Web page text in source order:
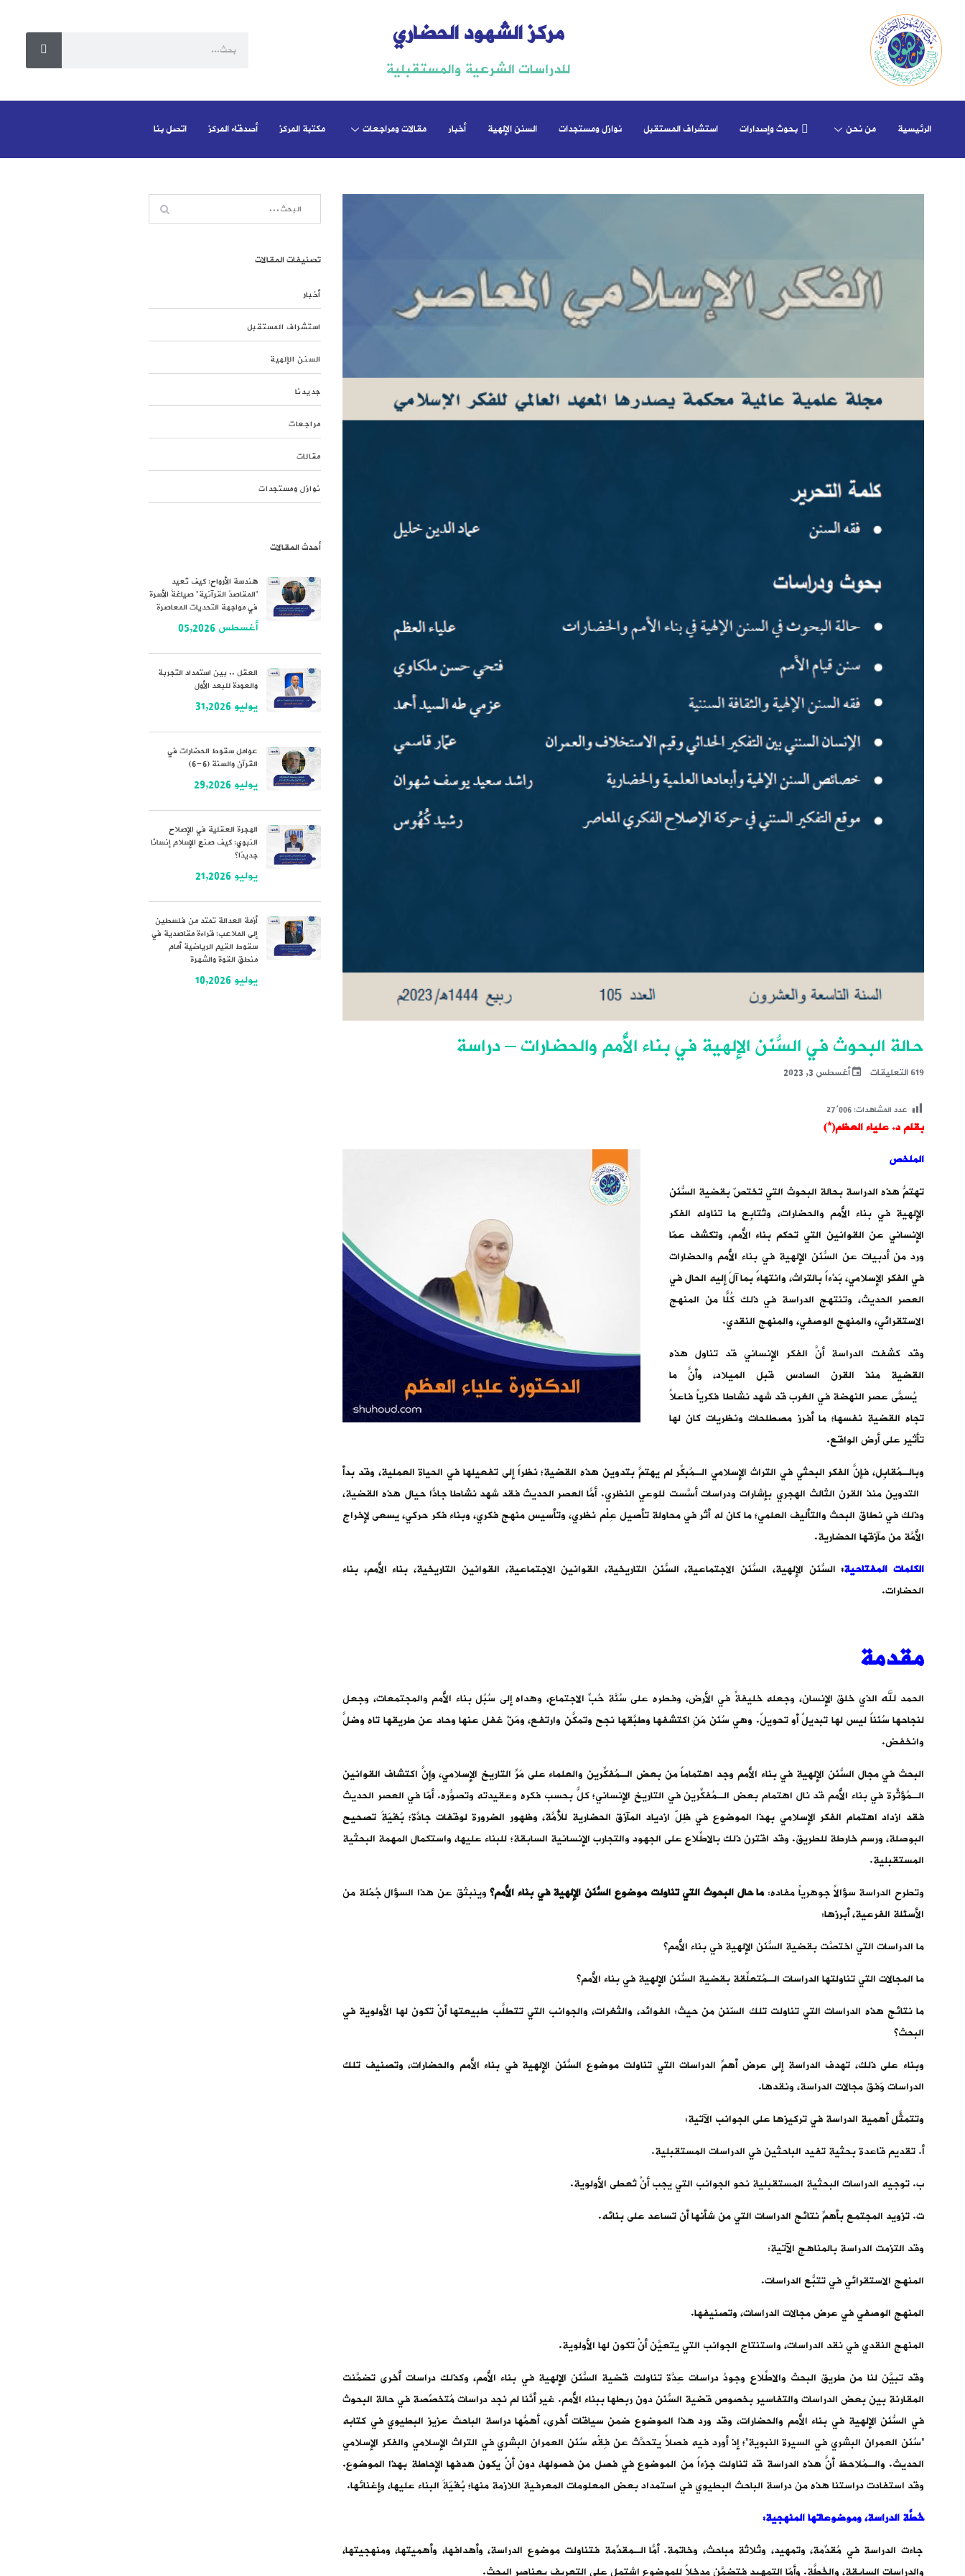
مركز الشهود الحضاري
للدراسات الشرعية والمستقبلية
الرئيسية من نحن بحوث وإصدارات استشراف المستقبل نوازل ومستجدات السنن الإلهية أخبار مقالات ومراجعات مكتبة المركز أصدقاء المركز اتصل بنا
حالة البحوث في السُّنَن الإلهية في بناء الأُمم والحضارات – دراسة
619 التعليقات أغسطس 3, 2023
عدد المشاهدات:27٬006
بقلم د. علياء العظم(*
)
الملخص
تهتمُّ هذه الدراسة بحالة البحوث التي تختصّ بقضية السُّنَن
الإلهية في بناء الأُمم والحضارات، وتُتابِع ما تناوله الفكر
الإنساني عن القوانين التي تحكم بناء الأُمم، وتكشف عمّا
ورد من أدبيات عن السُّنَن الإلهية في بناء الأُمم والحضارات
في الفكر الإسلامي، بَدْءاً بالتراث، وانتهاءً بما آلَ إليه الحال في
العصر الحديث، وتنتهج الدراسة في ذلك كُلّاً من المنهج
الاستقرائي، والمنهج الوصفي، والمنهج النقدي.
وقد كشفت الدراسة أنَّ الفكر الإنساني قد تناول هذه
القضية منذ القرن السادس قبل الميلاد، وأنَّ ما
يُسمّى عصر النهضة في الغرب قد شهد نشاطاً فكرياً فاعلاً
تجاه القضية نفسها؛ ما أفرز مصطلحات ونظريات كان لها
تأثير على أرض الواقع.
وبالـمُقابِل، فإنَّ الفكر البحثي في التراث الإسلامي الـمُبكِّر لم يهتمَّ بتدوين هذه القضية؛ نظراً إلى تفعيلها في الحياة العملية، وقد بدأ
التدوين منذ القرن الثالث الهجري بإشارات ودراسات أسَّست للوعي النظري. أمّا العصر الحديث فقد شهد نشاطاً جادّاً حيال هذه القضية،
وذلك في نطاق البحث والتأليف العلمي؛ ما كان له أثر في محاولة تأصيل عِلْم نظري، وتأسيس منهج فكري، وبناء فكر حركي، يسعى لإخراج
الأُمَّة من مآزقها الحضارية.
الكلمات المفتاحية: السُّنَن الإلهية، السُّنَن الاجتماعية، السُّنَن التاريخية، القوانين الاجتماعية، القوانين التاريخية، بناء الأُمم، بناء
الحضارات.
مقدمة
الحمد لله الذي خلق الإنسان، وجعله خليفةً في الأرض، وفطره على سُنَّة حُبِّ الاجتماع، وهداه إلى سُبُل بناء الأُمم والمجتمعات، وجعل
لنجاحها سُنَناً ليس لها تبديلٌ أو تحويلٌ. وهي سُنَن مَنِ اكتشفها وطبَّقها نجح وتمكَّن وارتفع، ومَنْ غفل عنها وحاد عن طريقها تاه وضلَّ
وانخفض.
البحث في مجال السُّنَن الإلهية في بناء الأُمم وجد اهتماماً من بعض الـمُفكِّرين والعلماء على مَرِّ التاريخ الإسلامي، وإنَّ اكتشاف القوانين
الـمُؤثِّرة في بناء الأُمم قد نال اهتمام بعض الـمُفكِّرين في التاريخ الإنساني؛ كلٌّ بحسب فكره وعقيدته وتصوُّره. أمّا في العصر الحديث
فقد ازداد اهتمام الفكر الإسلامي بهذا الموضوع في ظِلّ ازدياد المآزق الحضارية للأُمَّة، وظهور الضرورة لوقفات جادَّة؛ بُغْيَةَ تصحيح
البوصلة، ورسم خارطة للطريق. وقد اقترن ذلك بالاطِّلاع على الجهود والتجارب الإنسانية السابقة؛ للبناء عليها، واستكمال المهمة البحثية
المستقبلية.
وتطرح الدراسة سؤالاً جوهرياً مفاده:ما حال البحوث التي تناولت موضوع السُّنَن الإلهية في بناء الأُمم؟وينبثق عن هذا السؤال جُمْلة من
الأسئلة الفرعية، أبرزها:
ما الدراسات التي اختصَّت بقضية السُّنَن الإلهية في بناء الأُمم؟
ما المجالات التي تناولتها الدراسات الـمُتعلِّقة بقضية السُّنَن الإلهية في بناء الأُمم؟
ما نتائج هذه الدراسات التي تناولت تلك السّنن من حيث: الفوائد، والثغرات، والجوانب التي تتطلَّب طبيعتها أنْ تكون لها الأولوية في
البحث؟
وبناء على ذلك، تهدف الدراسة إلى عرض أهمِّ الدراسات التي تناولت موضوع السُّنَن الإلهية في بناء الأُمم والحضارات، وتصنيف تلك
الدراسات وَفق مجالات الدراسة، ونقدها.
وتتمثَّل أهمية الدراسة في تركيزها على الجوانب الآتية:
أ. تقديم قاعدة بحثية تفيد الباحثين في الدراسات المستقبلية.
ب. توجيه الدراسات البحثية المستقبلية نحو الجوانب التي يجب أنْ تُعطى الأولوية.
ت. تزويد المجتمع بأهمِّ نتائج الدراسات التي من شأنها أن تساعد على بنائه.
وقد التزمت الدراسة بالمناهج الآتية:
المنهج الاستقرائي في تتبُّع الدراسات.
المنهج الوصفي في عرض مجالات الدراسات، وتصنيفها.
المنهج النقدي في نقد الدراسات، واستنتاج الجوانب التي يتعيَّن أنْ تكون لها الأولوية.
وقد تبيَّن لنا من طريق البحث والاطِّلاع وجودُ دراسات عِدَّة تناولت قضية السُّنَن الإلهية في بناء الأُمم، وكذلك دراسات أُخرى تضمَّنت
المقارنة بين بعض الدراسات والتفاسير بخصوص قضية السُّنَن دون ربطها ببناء الأُمم. غير أنَّنا لم نجد دراسات مُتخصِّصة في حالة البحوث
في السُّنَن الإلهية في بناء الأُمم والحضارات، وقد ورد هذا الموضوع ضمن سياقات أُخرى، أهمُّها دراسة الباحث عزيز البطيوي في كتابه
“سُنَن العمران البشري في السيرة النبوية”؛ إذ أورد فيه فصلاً يتحدَّث عن فِقْه سُنَن العمران البشري في التراث الإسلامي والفكر الإسلامي
الحديث. والـمُلاحظ أنَّ هذه الدراسة قد تناولت جزءاً من الموضوع في فصل من فصولها، دون أنْ يكون هدفها الإحاطة بهذا الموضوع.
وقد استفادت دراستنا هذه من دراسة الباحث البطيوي في استمداد بعض المعلومات المعرفية اللازمة منها؛ بُغْيَةَ البناء عليها، وإغنائها.
خُطَّة الدراسة، وموضوعاتها المنهجية:
جاءت الدراسة في مُقدِّمة، وتمهيد، وثلاثة مباحث، وخاتمة. أمّا الـمُقدِّمة فتناولت موضوع الدراسة، وأهدافها، وأهميتها، ومنهجيتها،
تصنيفات المقالات
أخبار
استشراف المستقبل
السنن الإلهية
جديدنا
مراجعات
مقالات
نوازل ومستجدات
أحدث المقالات
هندسة الأرواح: كيف تُعيد
“المقاصدُ القرآنية” صياغةَ الأسرة
في مواجهة التحديات المعاصرة
أغسطس 05,2026
العقل .. بين استمداد التجربة
والعودة للبعد الأول
يوليو 31,2026
عوامل سقوط الحضارات في
القرآن والسنة (6-6)
يوليو 29,2026
الهجرة العقلية في الإصلاح
النبوي: كيف صنع الإسلام إنسانًا
جديدًا؟
يوليو 21,2026
أزمة العدالة تمتد من فلسطين
إلى الملاعب: قراءة مقاصدية في
سقوط القيم الرياضية أمام
منطق القوة والشهرة
يوليو 10,2026